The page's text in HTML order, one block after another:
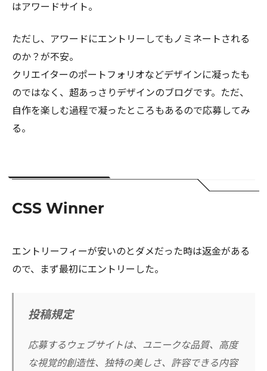
はアワードサイト。
ただし、アワードにエントリーしてもノミネートされる
のか？が不安。
クリエイターのポートフォリオなどデザインに凝ったも
のではなく、超あっさりデザインのブログです。ただ、
自作を楽しむ過程で凝ったところもあるので応募してみ
る。
CSS Winner
エントリーフィーが安いのとダメだった時は返金がある
ので、まず最初にエントリーした。
投稿規定
応募するウェブサイトは、ユニークな品質、高度
な視覚的創造性、独特の美しさ、許容できる内容